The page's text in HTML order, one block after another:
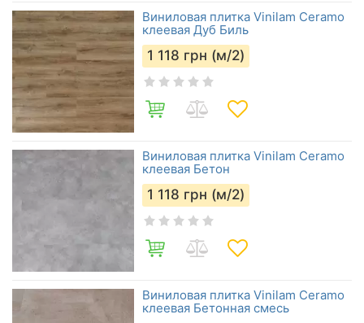
Виниловая плитка Vinilam Ceramo
клеевая Дуб Биль
1 118 грн (м/2)
Виниловая плитка Vinilam Ceramo
клеевая Бетон
1 118 грн (м/2)
Виниловая плитка Vinilam Ceramo
клеевая Бетонная смесь